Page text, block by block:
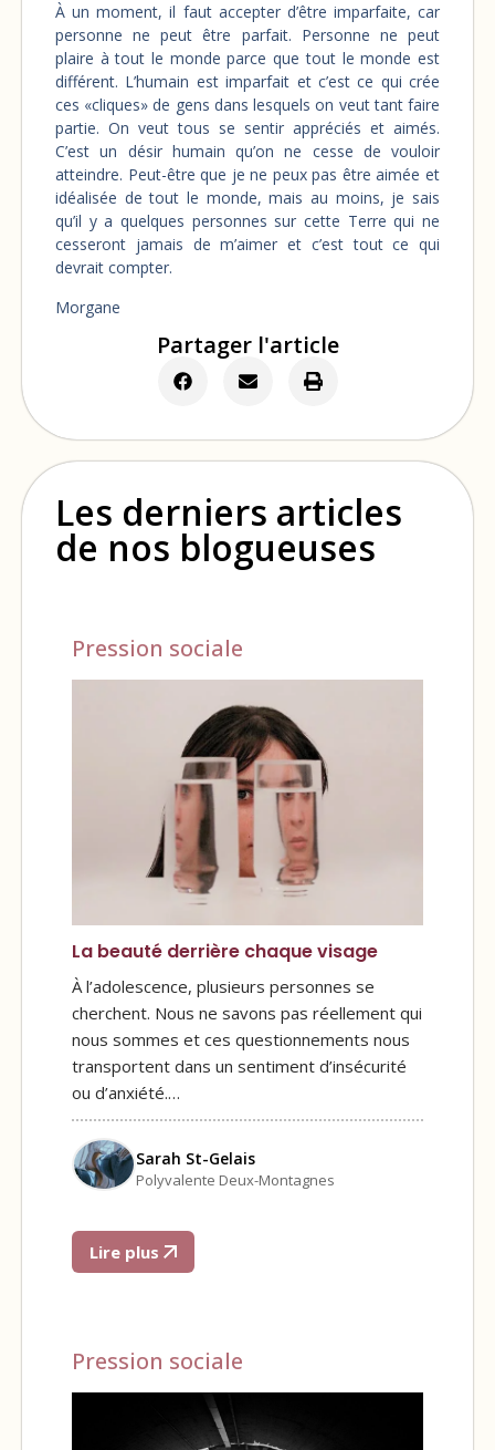
À un moment, il faut accepter d’être imparfaite, car
personne ne peut être parfait. Personne ne peut
plaire à tout le monde parce que tout le monde est
différent. L’humain est imparfait et c’est ce qui crée
ces «cliques» de gens dans lesquels on veut tant faire
partie. On veut tous se sentir appréciés et aimés.
C’est un désir humain qu’on ne cesse de vouloir
atteindre. Peut-être que je ne peux pas être aimée et
idéalisée de tout le monde, mais au moins, je sais
qu’il y a quelques personnes sur cette Terre qui ne
cesseront jamais de m’aimer et c’est tout ce qui
devrait compter.
Morgane
Partager l'article
Les derniers articles
de nos blogueuses
Pression sociale
La beauté derrière chaque visage
À l’adolescence, plusieurs personnes se
cherchent. Nous ne savons pas réellement qui
nous sommes et ces questionnements nous
transportent dans un sentiment d’insécurité
ou d’anxiété.…
Sarah St-Gelais
Polyvalente Deux-Montagnes
Lire plus
Pression sociale